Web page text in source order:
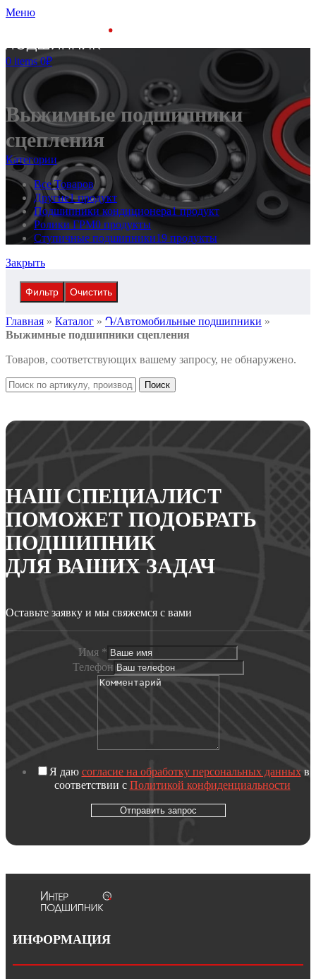
Меню
0 items 0₽
Выжимные подшипники
сцепления
Категории
ВсеТоваров
Другие1 продукт
Подшипники кондиционера1 продукт
Ролики ГРМ0 продукты
Ступичные подшипники19 продукты
Закрыть
Фильтр Очистить
Главная » Каталог » Դ/Автомобильные подшипники »
Выжимные подшипники сцепления
Товаров, соответствующих вашему запросу, не обнаружено.
Поиск
НАШ СПЕЦИАЛИСТ
ПОМОЖЕТ ПОДОБРАТЬ
ПОДШИПНИК
ДЛЯ ВАШИХ ЗАДАЧ
Оставьте заявку и мы свяжемся с вами
Имя *
Телефон
Я даю согласие на обработку персональных данныхв
соответствии с Политикой конфиденциальности
Отправить запрос
ИНФОРМАЦИЯ